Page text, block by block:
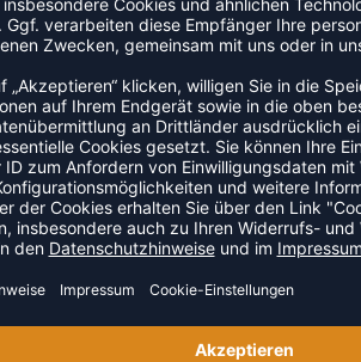
ZULETZT
KATEGORIE
SALE